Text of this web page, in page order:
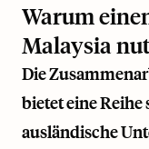
Warum
Malaysia
Die
bietet eine
ausländische